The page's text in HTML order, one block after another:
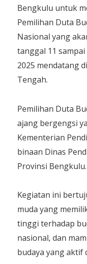
Bengkulu untuk
Pemilihan Duta
Nasional yang
tanggal 11
2025 mendatang
Tengah.
Pemilihan Duta
ajang bergengsi
Kementerian
binaan Dinas
Provinsi Bengkulu.
Kegiatan ini
muda yang
tinggi terhadap
nasional, dan
budaya yang aktif